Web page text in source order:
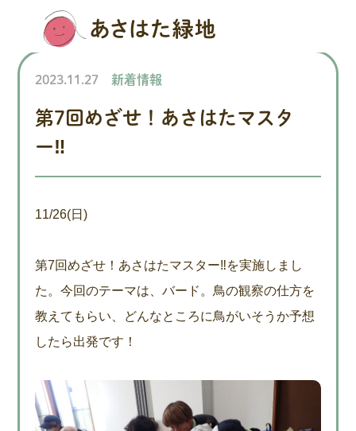
2023.11.27 新着情報
第7回めざせ！あさはたマスタ
ー‼
11/26(日)
第7回めざせ！あさはたマスター‼を実施しまし
た。今回のテーマは、バード。鳥の観察の仕方を
教えてもらい、どんなところに鳥がいそうか予想
したら出発です！